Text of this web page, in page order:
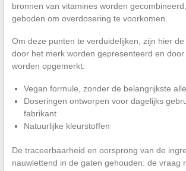
bronnen van vitamines worden
geboden om overdosering te voorkomen.
Om deze punten te verduidelijken, zijn hier
door het merk worden gepresenteerd en
worden opgemerkt:
Vegan formule, zonder de belangrijkste
Doseringen ontworpen voor dagelijks
fabrikant
Natuurlijke kleurstoffen
De traceerbaarheid en oorsprong van de
nauwlettend in de gaten gehouden: de vraag